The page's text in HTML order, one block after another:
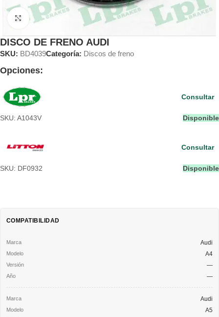
Clic para ampliar
DISCO DE FRENO AUDI
SKU: BD4039Categoría: Discos de freno
Opciones:
SKU: A1043V Disponible
Consultar
SKU: DF0932 Disponible
Consultar
COMPATIBILIDAD
Audi
A4
—
—
Audi
A5